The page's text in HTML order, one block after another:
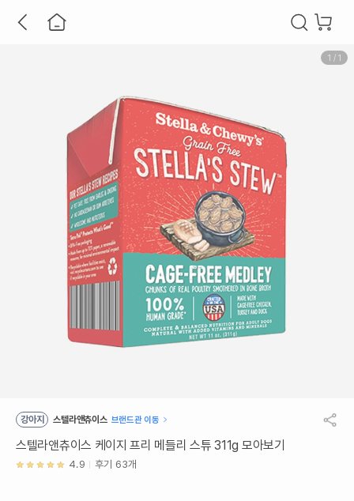
1 / 1
강아지 스텔라앤츄이스 브랜드관 이동
스텔라앤츄이스 케이지 프리 메들리 스튜 311g 모아보기
4.9 후기 63개